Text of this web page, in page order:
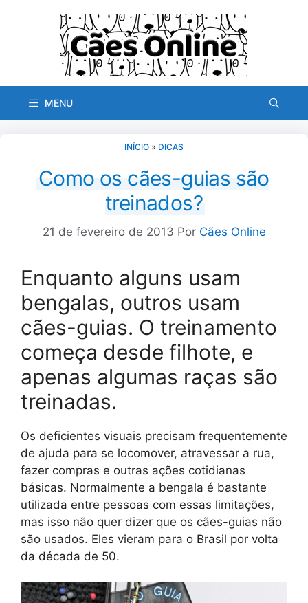
MENU
INÍCIO » DICAS
Como os cães-guias são
treinados?
21 de fevereiro de 2013 Por Cães Online
Enquanto alguns usam
bengalas, outros usam
cães-guias. O treinamento
começa desde filhote, e
apenas algumas raças são
treinadas.
Os deficientes visuais precisam frequentemente
de ajuda para se locomover, atravessar a rua,
fazer compras e outras ações cotidianas
básicas. Normalmente a bengala é bastante
utilizada entre pessoas com essas limitações,
mas isso não quer dizer que os cães-guias não
são usados. Eles vieram para o Brasil por volta
da década de 50.